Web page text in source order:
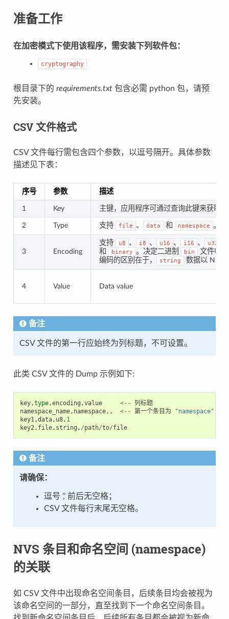
准备工作
在加密模式下使用该程序，需安装下列软件包：
cryptography
根目录下的 requirements.txt包含必需 python 包，请预
先安装。
CSV 文件格式
CSV 文件每行需包含四个参数，以逗号隔开。具体参数
描述见下表：
序号 参数 描述
1 Key 主键，应用程序可通过查询此键来获取
2 Type 支持 file 、 data 和 namespace 。
3 Encoding
支持 u8 、 i8 、 u16 、 i16 、 u32
和
binary 。决定二进制 bin
文件中
编码的区别在于，
string 数据以
4 Value Data value
备注
CSV 文件的第一行应始终为列标题，不可设置。
此类 CSV 文件的 Dump 示例如下:
key,type,encoding ,value <--
列标题
namespace_name, namespace,, <-- 第一个条目为
"namespace"
key1,data, u8, 1
key2, file, string , /path/to/file
备注
请确保：
逗号 ',' 前后无空格；
CSV 文件每行末尾无空格。
NVS 条目和命名空间 (namespace)
的关联
如 CSV 文件中出现命名空间条目，后续条目均会被视为
该命名空间的一部分，直至找到下一个命名空间条目。